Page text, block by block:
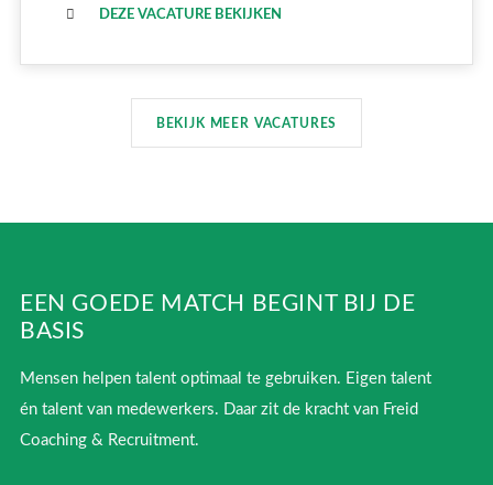
DEZE VACATURE BEKIJKEN
BEKIJK MEER VACATURES
EEN GOEDE MATCH BEGINT BIJ DE
BASIS
Mensen helpen talent optimaal te gebruiken. Eigen talent
én talent van medewerkers. Daar zit de kracht van Freid
Coaching & Recruitment.